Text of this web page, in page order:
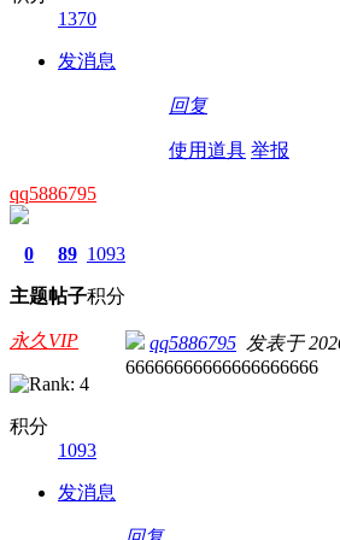
1370
发消息
回复
使用道具 举报
qq5886795
0
主题
89
帖子
1093
积分
永久VIP
积分
1093
发消息
qq5886795 发表于
66666666666666666666